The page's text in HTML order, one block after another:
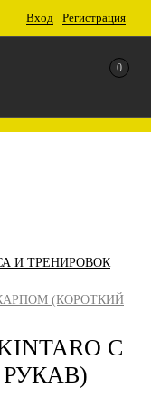
Вход Регистрация
0
И ТРЕНИРОВОК
(КОРОТКИЙ
С